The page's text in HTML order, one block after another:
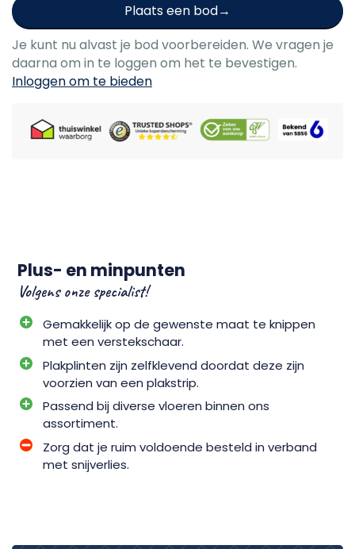
Plaats een bod
Je kunt nu alvast je bod voorbereiden. We vragen je
daarna om in te loggen om het te bevestigen.
Inloggen om te bieden
Plus- en minpunten
Volgens onze specialist!
Gemakkelijk op de gewenste maat te knippen
met een verstekschaar.
Plakplinten zijn zelfklevend doordat deze zijn
voorzien van een plakstrip.
Passend bij diverse vloeren binnen ons
assortiment.
Zorg dat je ruim voldoende besteld in verband
met snijverlies.